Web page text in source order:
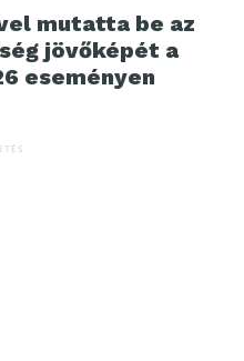
mutatta be az
jövőképét a
eseményen